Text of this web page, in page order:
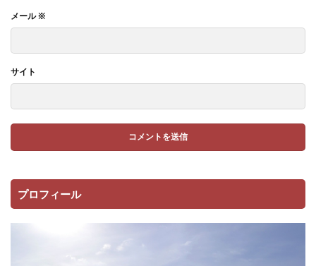
メール※
サイト
プロフィール